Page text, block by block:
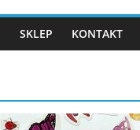
SKLEP KONTAKT